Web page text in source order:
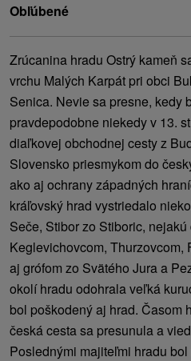
Obľúbené
Zrúcanina hradu Ostrý kameň
vrchu Malých Karpát pri obci
Senica. Nevie sa presne, kedy
pravdepodobne niekedy v 13.
diaľkovej obchodnej cesty z
Slovensko priesmykom do
ako aj ochrany západných
kráľovský hrad vystriedalo
Seče, Stibor zo Stiboric,
Keglevichovcom, Thurzovcom,
aj grófom zo Svätého Jura a
okolí hradu odohrala veľká
bol poškodený aj hrad. Časom
česká cesta sa presunula a
Poslednými majiteľmi hradu